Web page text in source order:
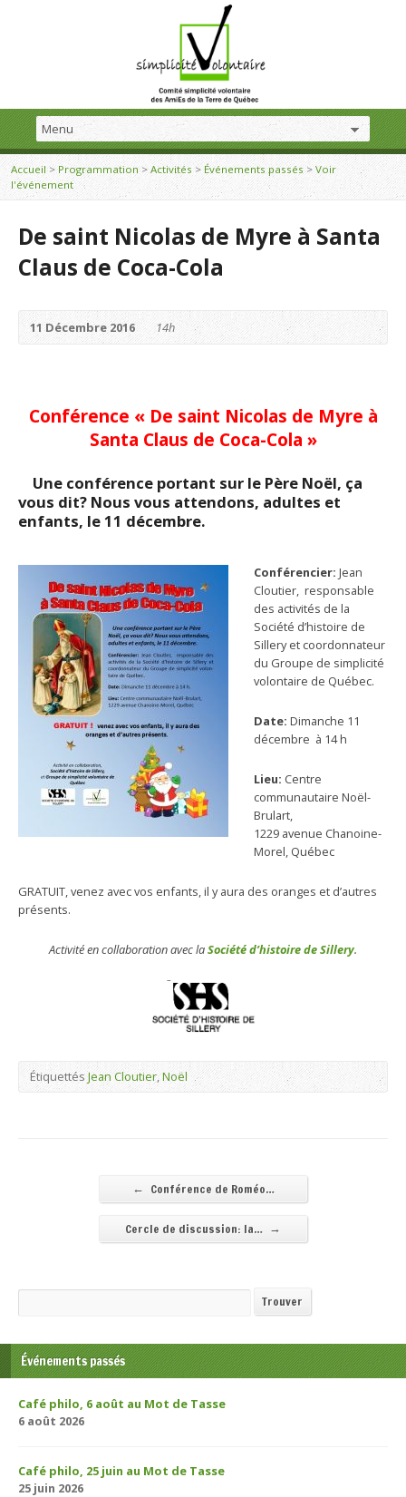
Accueil> Programmation> Activités > Événements passés > Voir
l'événement
De saint Nicolas de Myre à Santa
Claus de Coca-Cola
11 Décembre 2016 14h
Conférence « De saint Nicolas de Myre à
Santa Claus de Coca-Cola »
Une conférence portant sur le Père Noël, ça
vous dit? Nous vous attendons, adultes et
enfants, le 11 décembre.
Conférencier: Jean
Cloutier, responsable
des activités de la
Société d’histoire de
Sillery et coordonnateur
du Groupe de simplicité
volontaire de Québec.
Date: Dimanche 11
décembre à 14 h
Lieu: Centre
communautaire Noël-
Brulart,
1229 avenue Chanoine-
Morel, Québec
GRATUIT, venez avec vos enfants, il y aura des oranges et d’autres
présents.
Activité en collaboration avec laSociété d’histoire de Sillery.
ÉtiquettésJean Cloutier,Noël
← Conférence de Roméo…
Cercle de discussion: la… →
Recherche Trouver
Événements passés
Café philo, 6 août au Mot de Tasse
6 août 2026
Café philo, 25 juin au Mot de Tasse
25 juin 2026